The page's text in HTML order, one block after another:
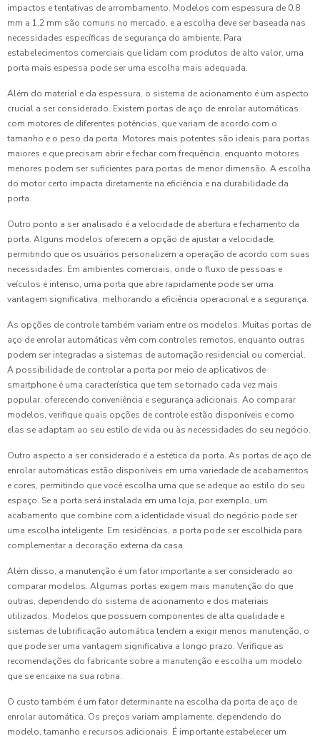
impactos e tentativas de arrombamento. Modelos com espessura de 0,8
mm a 1,2 mm são comuns no mercado, e a escolha deve ser baseada nas
necessidades específicas de segurança do ambiente. Para
estabelecimentos comerciais que lidam com produtos de alto valor, uma
porta mais espessa pode ser uma escolha mais adequada.
Além do material e da espessura, o sistema de acionamento é um aspecto
crucial a ser considerado. Existem portas de aço de enrolar automáticas
com motores de diferentes potências, que variam de acordo com o
tamanho e o peso da porta. Motores mais potentes são ideais para portas
maiores e que precisam abrir e fechar com frequência, enquanto motores
menores podem ser suficientes para portas de menor dimensão. A escolha
do motor certo impacta diretamente na eficiência e na durabilidade da
porta.
Outro ponto a ser analisado é a velocidade de abertura e fechamento da
porta. Alguns modelos oferecem a opção de ajustar a velocidade,
permitindo que os usuários personalizem a operação de acordo com suas
necessidades. Em ambientes comerciais, onde o fluxo de pessoas e
veículos é intenso, uma porta que abre rapidamente pode ser uma
vantagem significativa, melhorando a eficiência operacional e a segurança.
As opções de controle também variam entre os modelos. Muitas portas de
aço de enrolar automáticas vêm com controles remotos, enquanto outras
podem ser integradas a sistemas de automação residencial ou comercial.
A possibilidade de controlar a porta por meio de aplicativos de
smartphone é uma característica que tem se tornado cada vez mais
popular, oferecendo conveniência e segurança adicionais. Ao comparar
modelos, verifique quais opções de controle estão disponíveis e como
elas se adaptam ao seu estilo de vida ou às necessidades do seu negócio.
Outro aspecto a ser considerado é a estética da porta. As portas de aço de
enrolar automáticas estão disponíveis em uma variedade de acabamentos
e cores, permitindo que você escolha uma que se adeque ao estilo do seu
espaço. Se a porta será instalada em uma loja, por exemplo, um
acabamento que combine com a identidade visual do negócio pode ser
uma escolha inteligente. Em residências, a porta pode ser escolhida para
complementar a decoração externa da casa.
Além disso, a manutenção é um fator importante a ser considerado ao
comparar modelos. Algumas portas exigem mais manutenção do que
outras, dependendo do sistema de acionamento e dos materiais
utilizados. Modelos que possuem componentes de alta qualidade e
sistemas de lubrificação automática tendem a exigir menos manutenção, o
que pode ser uma vantagem significativa a longo prazo. Verifique as
recomendações do fabricante sobre a manutenção e escolha um modelo
que se encaixe na sua rotina.
O custo também é um fator determinante na escolha da porta de aço de
enrolar automática. Os preços variam amplamente, dependendo do
modelo, tamanho e recursos adicionais. É importante estabelecer um